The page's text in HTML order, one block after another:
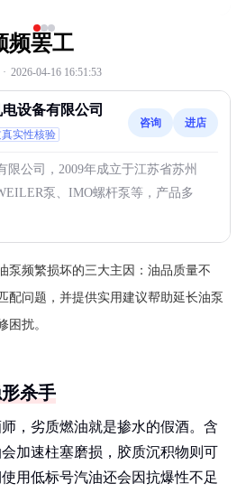
频罢工
· 2026-04-16 16:51:53
设备有限公司
实性核验
咨询 进店
限公司，2009年成立于江苏省苏州
泵、IMO螺杆泵等，产品多
泵频繁损坏的三大主因：油品质量不
配问题，并提供实用建议帮助延长油泵
困扰。
杀手
，劣质燃油就是掺水的假酒。含
加速柱塞磨损，胶质沉积物则可
用低标号汽油还会因抗爆性不足